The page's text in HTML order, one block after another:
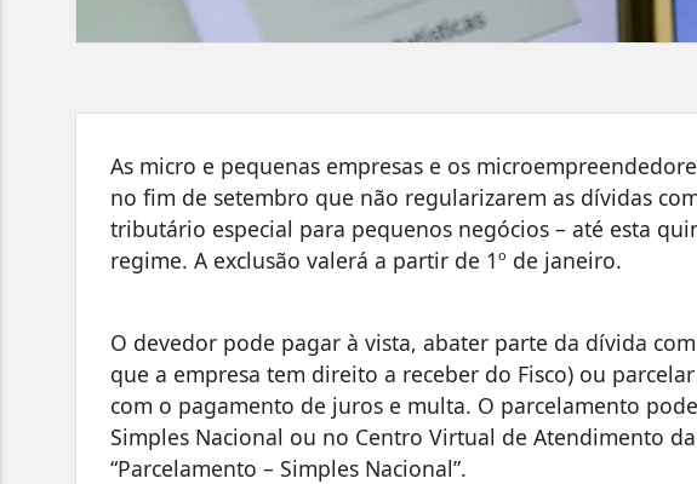
As micro e pequenas empresas e os
no fim de setembro que não regularizarem as dívidas
tributário especial para pequenos negócios – até esta
regime. A exclusão valerá a partir de 1º de janeiro.
O devedor pode pagar à vista, abater parte da dívida
que a empresa tem direito a receber do Fisco) ou
com o pagamento de juros e multa. O parcelamento
Simples Nacional ou no Centro Virtual de Atendimento da
“Parcelamento – Simples Nacional”.